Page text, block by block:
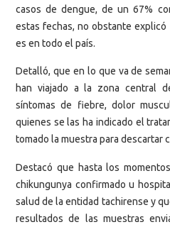
casos de dengue, de un 67%
estas fechas, no obstante
es en todo el país.
Detalló, que en lo que va de
han viajado a la zona central
síntomas de fiebre, dolor
quienes se las ha indicado el
tomado la muestra para descartar
Destacó que hasta los
chikungunya confirmado u
salud de la entidad tachirense y
resultados de las muestras